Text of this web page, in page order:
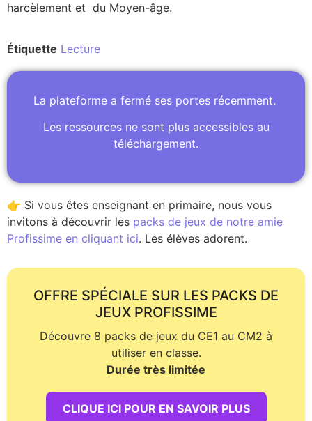
harcèlement et du Moyen-âge.
Étiquette Lecture
La plateforme a fermé ses portes récemment.
Les ressources ne sont plus accessibles au
téléchargement.
👉 Si vous êtes enseignant en primaire, nous vous
invitons à découvrir les packs de jeux de notre amie
Profissime en cliquant ici. Les élèves adorent.
OFFRE SPÉCIALE SUR LES PACKS DE
JEUX PROFISSIME
Découvre 8 packs de jeux du CE1 au CM2 à
utiliser en classe.
Durée très limitée
CLIQUE ICI POUR EN SAVOIR PLUS